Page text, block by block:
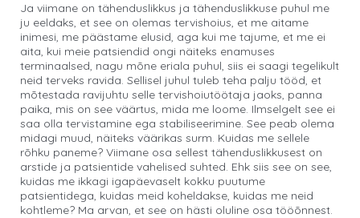
Ja viimane on tähenduslikkus ja tähenduslikkuse puhul me
ju eeldaks, et see on olemas tervishoius, et me aitame
inimesi, me päästame elusid, aga kui me tajume, et me ei
aita, kui meie patsiendid ongi näiteks enamuses
terminaalsed, nagu mõne eriala puhul, siis ei saagi tegelikult
neid terveks ravida. Sellisel juhul tuleb teha palju tööd, et
mõtestada ravijuhtu selle tervishoiutöötaja jaoks, panna
paika, mis on see väärtus, mida me loome. Ilmselgelt see ei
saa olla tervistamine ega stabiliseerimine. See peab olema
midagi muud, näiteks väärikas surm. Kuidas me sellele
rõhku paneme? Viimane osa sellest tähenduslikkusest on
arstide ja patsientide vahelised suhted. Ehk siis see on see,
kuidas me ikkagi igapäevaselt kokku puutume
patsientidega, kuidas meid koheldakse, kuidas me neid
kohtleme? Ma arvan, et see on hästi oluline osa tööõnnest.